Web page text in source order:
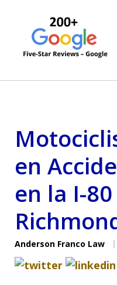
en
en la I-
Anderson Franco Law
Tweet Share